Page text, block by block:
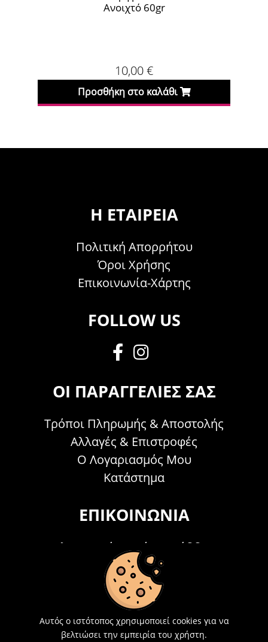
Ανοιχτό 60gr
€
Προσθήκη στο καλάθι
Η ΕΤΑΙΡΕΊΑ
Πολιτική Απορρήτου
Όροι Χρήσης
Επικοινωνία-Χάρτης
FOLLOW US
ΟΙ ΠΑΡΑΓΓΕΛΊΕΣ ΣΑΣ
Τρόποι Πληρωμής & Αποστολής
Αλλαγές & Επιστροφές
Ο Λογαριασμός Μου
Κατάστημα
ΕΠΙΚΟΙΝΩΝΊΑ
Τηλεφωνικά Δευτέρα - Σάββατο
09:00 - 15:00
Τ: 26214 00104
info@acosmetics.gr
Αυτός ο ιστότοπος χρησιμοποιεί cookies για να
βελτιώσει την εμπειρία του χρήστη.